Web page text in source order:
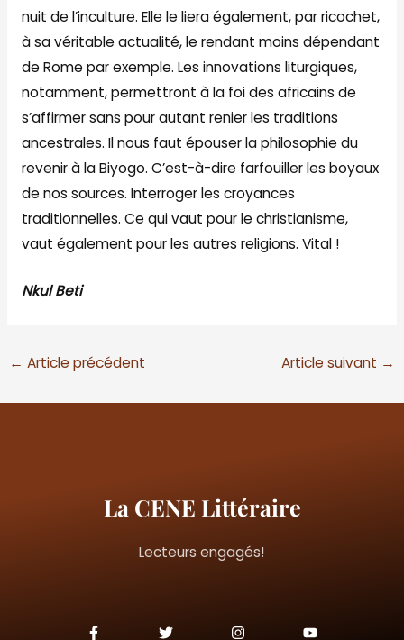
nuit de l’inculture. Elle le liera également, par ricochet,
à sa véritable actualité, le rendant moins dépendant
de Rome par exemple. Les innovations liturgiques,
notamment, permettront à la foi des africains de
s’affirmer sans pour autant renier les traditions
ancestrales. Il nous faut épouser la philosophie du
revenir à la Biyogo. C’est-à-dire farfouiller les boyaux
de nos sources. Interroger les croyances
traditionnelles. Ce qui vaut pour le christianisme,
vaut également pour les autres religions. Vital !
Nkul Beti
← Article précédent Article suivant →
La CENE Littéraire
Lecteurs engagés!
a w n o